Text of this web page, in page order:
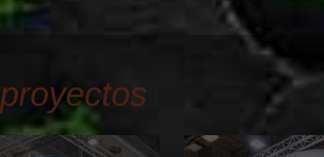
proyectos